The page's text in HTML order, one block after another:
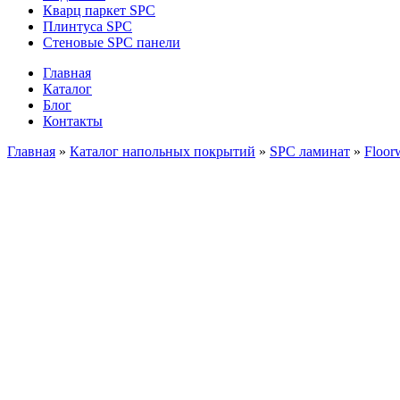
Кварц паркет SPC
Плинтуса SPC
Стеновые SPC панели
Главная
Каталог
Блог
Контакты
Главная » Каталог напольных покрытий » SPC ламинат »